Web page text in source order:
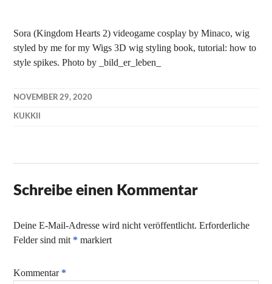
Sora (Kingdom Hearts 2) videogame cosplay by Minaco, wig
styled by me for my Wigs 3D wig styling book, tutorial: how to
style spikes. Photo by _bild_er_leben_
NOVEMBER 29, 2020
KUKKII
Schreibe einen Kommentar
Deine E-Mail-Adresse wird nicht veröffentlicht. Erforderliche
Felder sind mit * markiert
Kommentar *